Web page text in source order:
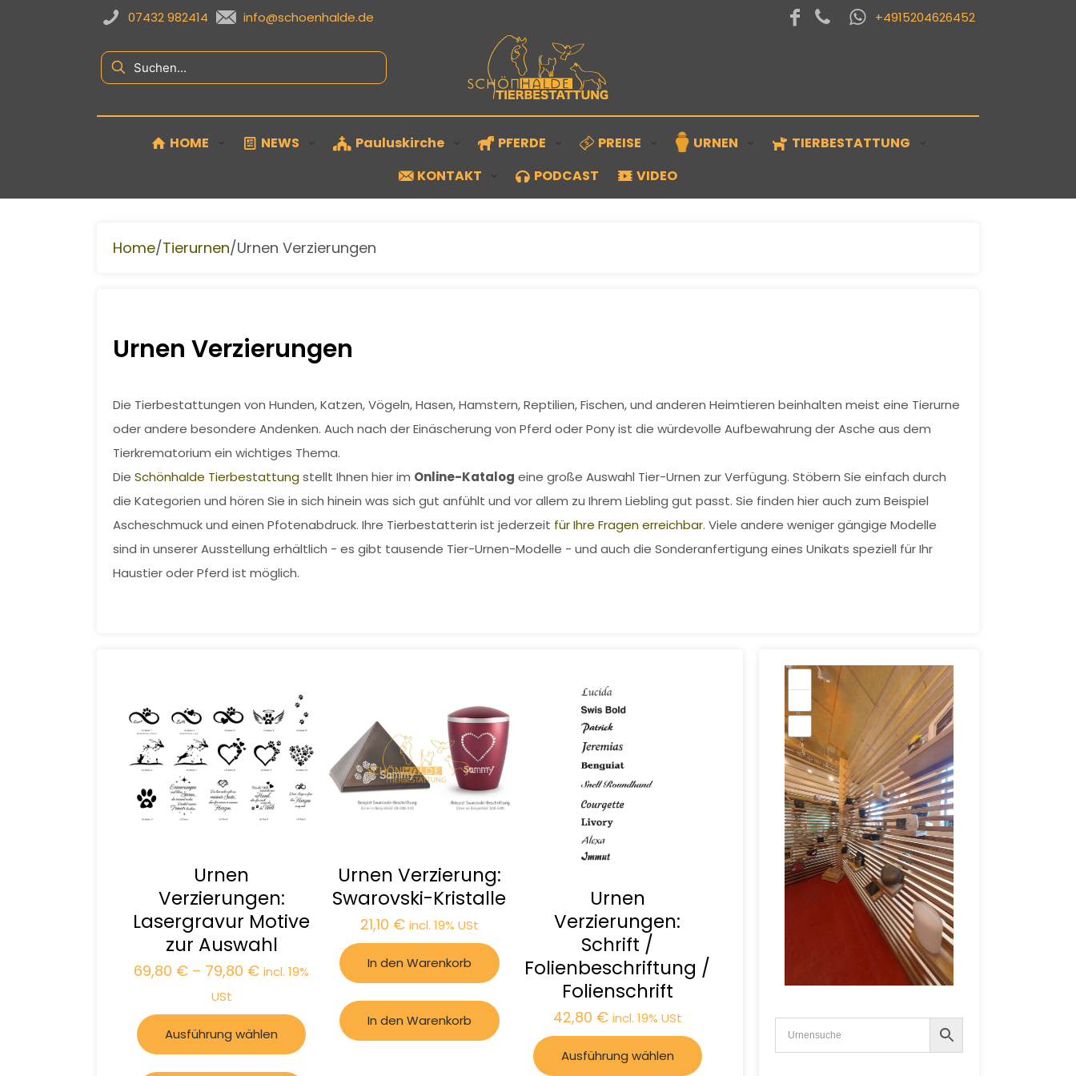
07432 982414 info@schoenhalde.de +4915204626452
HOME NEWS Pauluskirche PFERDE PREISE URNEN
TIERBESTATTUNG
KONTAKT
PODCAST VIDEO
Home/Tierurnen/Urnen Verzierungen
Urnen Verzierungen
Die Tierbestattungen von Hunden, Katzen, Vögeln, Hasen, Hamstern, Reptilien, Fischen, und anderen Heimtieren beinhalten meist eine Tierurne
oder andere besondere Andenken. Auch nach der Einäscherung von Pferd oder Pony ist die würdevolle Aufbewahrung der Asche aus dem
Tierkrematorium ein wichtiges Thema.
Die Schönhalde Tierbestattungstellt Ihnen hier im Online-Katalog eine große Auswahl Tier-Urnen zur Verfügung. Stöbern Sie einfach durch
die Kategorien und hören Sie in sich hinein was sich gut anfühlt und vor allem zu Ihrem Liebling gut passt. Sie finden hier auch zum Beispiel
Ascheschmuck und einen Pfotenabdruck. Ihre Tierbestatterin ist jederzeit für Ihre Fragen erreichbar. Viele andere weniger gängige Modelle
sind in unserer Ausstellung erhältlich - es gibt tausende Tier-Urnen-Modelle - und auch die Sonderanfertigung eines Unikats speziell für Ihr
Haustier oder Pferd ist möglich.
Urnen
Verzierungen:
Lasergravur Motive
zur Auswahl
69,80 € – 79,80 € incl. 19%
USt
Ausführung wählen
Urnen Verzierung:
Swarovski-Kristalle
21,10 € incl. 19% USt
In den Warenkorb
In den Warenkorb
Urnen
Verzierungen:
Schrift /
Folienbeschriftung /
Folienschrift
42,80 € incl. 19% USt
Ausführung wählen